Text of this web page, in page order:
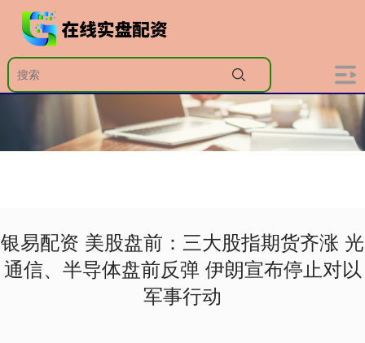
银易配资 美股盘前：三大股指期货齐涨 光
通信、半导体盘前反弹 伊朗宣布停止对以
军事行动